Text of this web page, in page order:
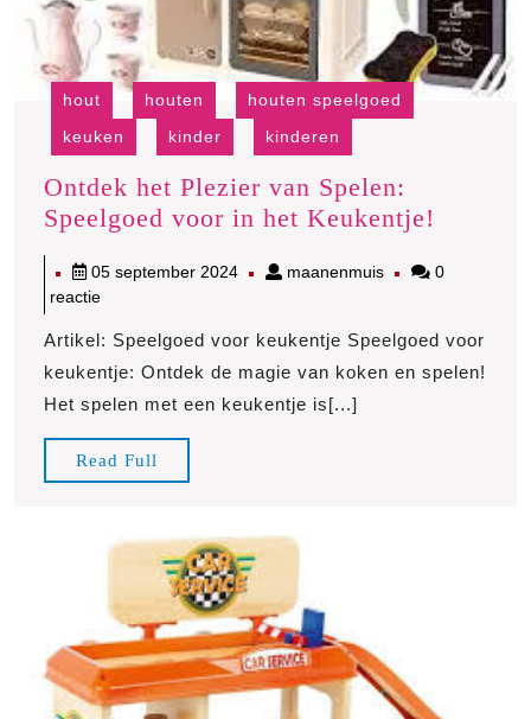
hout houten
houten speelgoed
keuken
kinder kinderen
Ontdek het Plezier van Spelen:
Speelgoed voor in het Keukentje!
Plezier
Spelen:
05 september 202405
maanenmuismaanenmuis
0
reactie
Artikel: Speelgoed voor keukentje Speelgoed voor
keukentje: Ontdek de magie van koken en spelen!
Het spelen met een keukentje is[...]
Read Full
Full